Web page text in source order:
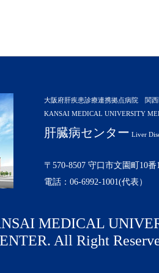
大阪府肝疾患診療連携拠点病院 関
KANSAI MEDICAL UNIVERSITY
肝臓病センター Liver
〒570-8507 守口市文園町10番
電話：06-6992-1001(代表）
MEDICAL
All Right